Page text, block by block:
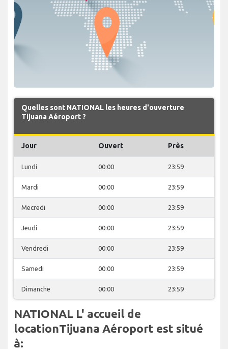
Quelles sont NATIONAL les heures d'ouverture
Tijuana Aéroport ?
Jour Ouvert Près
Lundi 00:00 23:59
Mardi 00:00 23:59
Mecredi 00:00 23:59
Jeudi 00:00 23:59
Vendredi 00:00 23:59
Samedi 00:00 23:59
Dimanche 00:00 23:59
NATIONAL L' accueil de
locationTijuana Aéroport est situé
à: